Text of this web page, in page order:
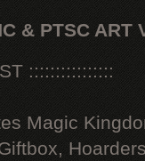
& PTSC ART
::::::::::::::::
Magic